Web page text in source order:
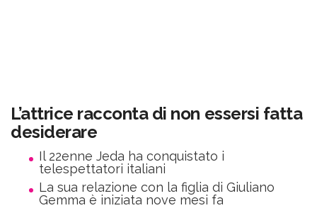
L’attrice racconta di non essersi fatta
desiderare
Il 22enne Jeda ha conquistato i
telespettatori italiani
La sua relazione con la figlia di Giuliano
Gemma è iniziata nove mesi fa